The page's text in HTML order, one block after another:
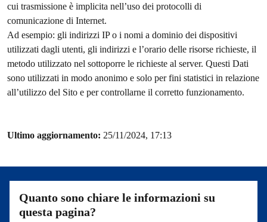
cui trasmissione è implicita nell’uso dei protocolli di
comunicazione di Internet.
Ad esempio: gli indirizzi IP o i nomi a dominio dei dispositivi
utilizzati dagli utenti, gli indirizzi e l’orario delle risorse richieste, il
metodo utilizzato nel sottoporre le richieste al server. Questi Dati
sono utilizzati in modo anonimo e solo per fini statistici in relazione
all’utilizzo del Sito e per controllarne il corretto funzionamento.
Ultimo aggiornamento: 25/11/2024, 17:13
Quanto sono chiare le informazioni su
questa pagina?